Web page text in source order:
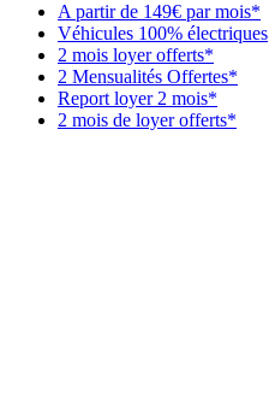
A partir de 149€ par mois*
Véhicules 100% électriques
2 mois loyer offerts*
2 Mensualités Offertes*
Report loyer 2 mois*
2 mois de loyer offerts*